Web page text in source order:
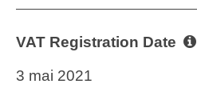
VAT Registration Date
3 mai 2021